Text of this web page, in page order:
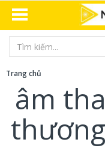
Trang chủ
âm